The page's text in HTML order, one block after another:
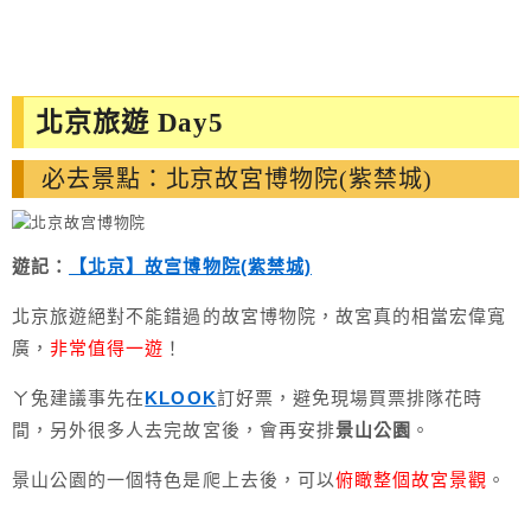
北京旅遊 Day5
必去景點：北京故宮博物院(紫禁城)
遊記： 【北京】故宫博物院(紫禁城)
北京旅遊絕對不能錯過的故宮博物院，故宮真的相當宏偉寬
廣，非常值得一遊 ！
ㄚ兔建議事先在KLOOK訂好票，避免現場買票排隊花時
間，另外很多人去完故宮後，會再安排景山公園 。
景山公園的一個特色是爬上去後，可以俯瞰整個故宮景觀 。